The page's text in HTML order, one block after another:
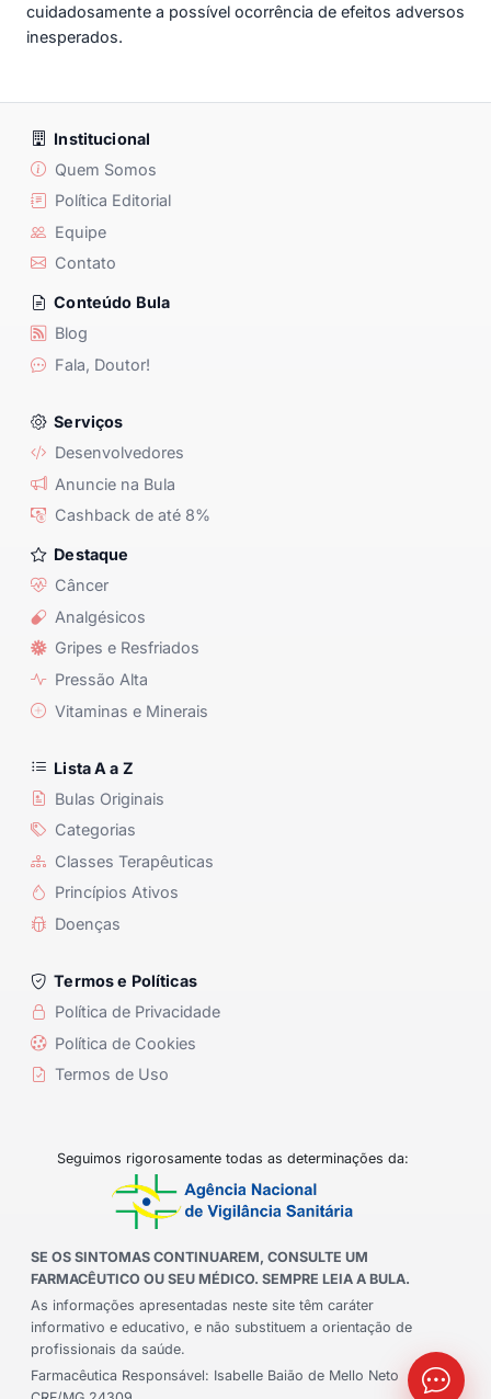
cuidadosamente a possível ocorrência de efeitos adversos
inesperados.
Institucional
Quem Somos
Política Editorial
Equipe
Contato
Conteúdo Bula
Blog
Fala, Doutor!
Serviços
Desenvolvedores
Anuncie na Bula
Cashback de até 8%
Destaque
Câncer
Analgésicos
Gripes e Resfriados
Pressão Alta
Vitaminas e Minerais
Lista A a Z
Bulas Originais
Categorias
Classes Terapêuticas
Princípios Ativos
Doenças
Termos e Políticas
Política de Privacidade
Política de Cookies
Termos de Uso
Seguimos rigorosamente todas as determinações da:
SE OS SINTOMAS CONTINUAREM, CONSULTE UM
FARMACÊUTICO OU SEU MÉDICO. SEMPRE LEIA A BULA.
As informações apresentadas neste site têm caráter
informativo e educativo, e não substituem a orientação de
profissionais da saúde.
Farmacêutica Responsável: Isabelle Baião de Mello Neto